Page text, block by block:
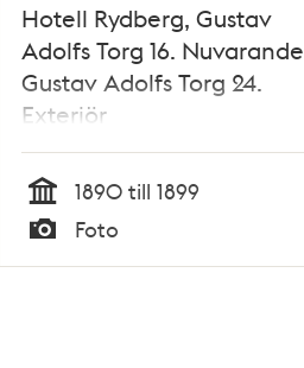
Hotell Rydberg, Gustav
Adolfs Torg 16. Nuvarande
Gustav Adolfs Torg 24.
Exteriör
Tid
1890 till 1899
Typ
Foto